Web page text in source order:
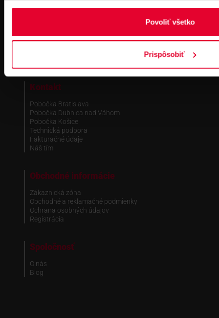
Povoliť všetko
Prispôsobiť
Fakturačné údaje
IBAN : SK51 1100 0000 0029 4205 9929
Kontakt
Pobočka Bratislava
Pobočka Dubnica nad Váhom
Pobočka Košice
Technická podpora
Fakturačné údaje
Náš tím
Obchodné informácie
Zákaznická zóna
Obchodné a reklamačné podmienky
Ochrana osobných údajov
Registrácia
Spoločnosť
O nás
Blog